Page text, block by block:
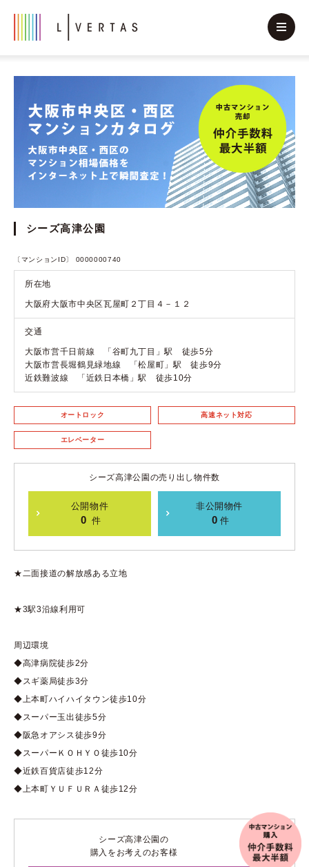
シーズ高津公園
〔マンションID〕 0000000740
所在地
大阪府大阪市中央区瓦屋町２丁目４－１２
交通
大阪市営千日前線 「谷町九丁目」駅 徒歩5分
大阪市営長堀鶴見緑地線 「松屋町」駅 徒歩9分
近鉄難波線 「近鉄日本橋」駅 徒歩10分
オートロック 高速ネット対応
エレベーター
シーズ高津公園の売り出し物件数
公開物件
0 件
非公開物件
0 件
★二面接道の解放感ある立地
★3駅3沿線利用可
周辺環境
◆高津病院徒歩2分
◆スギ薬局徒歩3分
◆上本町ハイハイタウン徒歩10分
◆スーパー玉出徒歩5分
◆阪急オアシス徒歩9分
◆スーパーＫＯＨＹＯ徒歩10分
◆近鉄百貨店徒歩12分
◆上本町ＹＵＦＵＲＡ徒歩12分
シーズ高津公園の
購入をお考えのお客様